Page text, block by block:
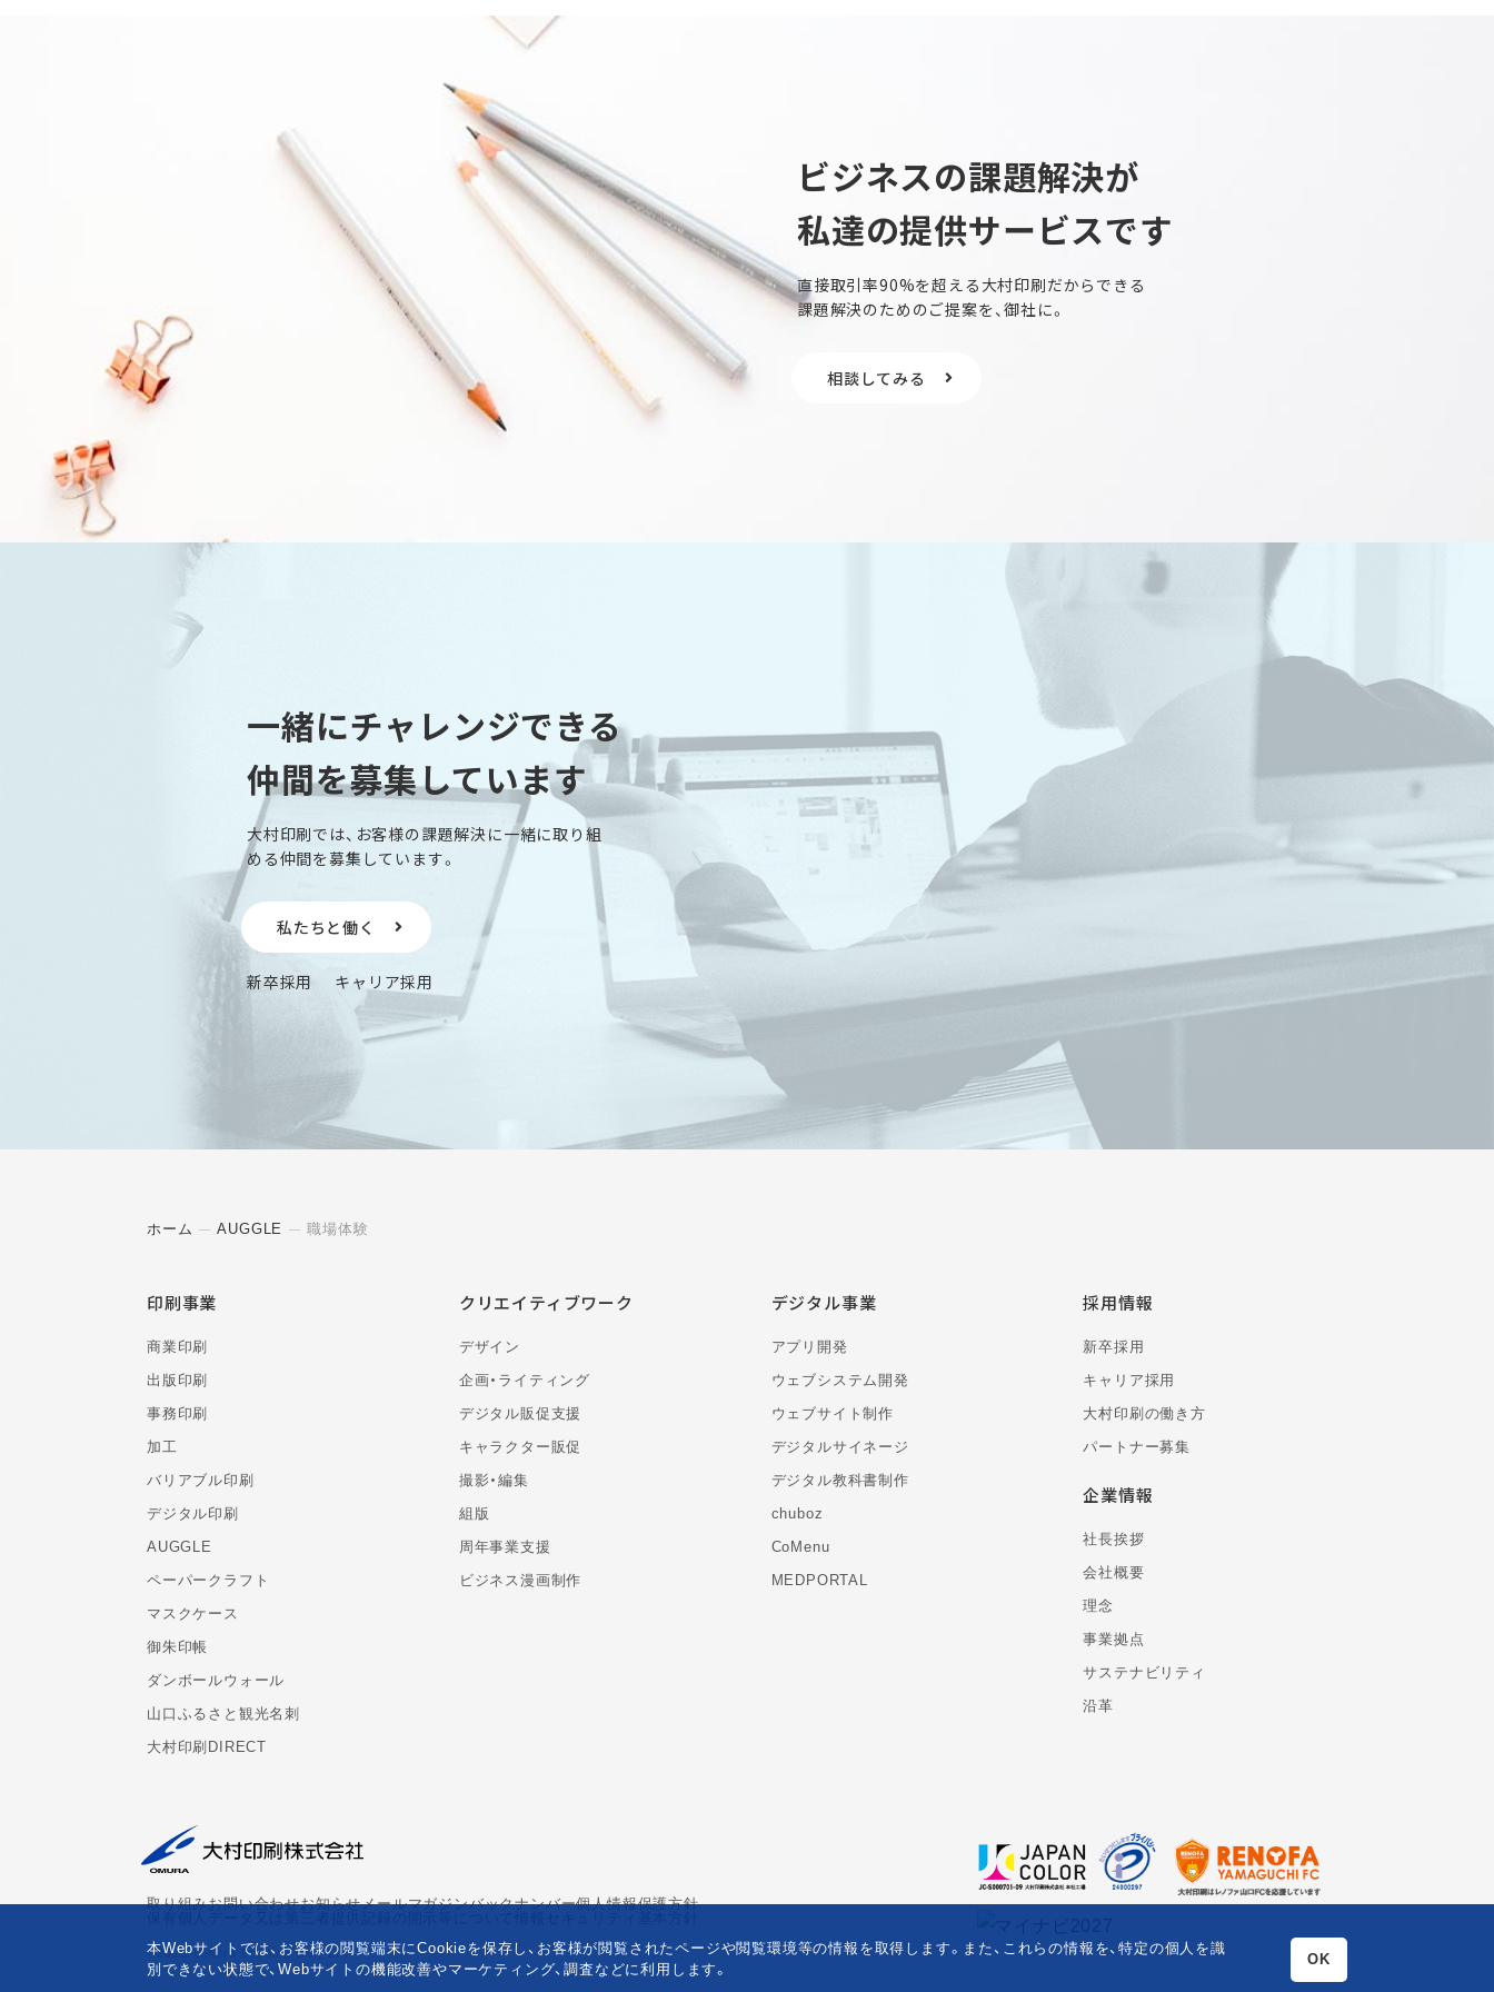
本Webサイトでは、お客様の閲覧端末にCookieを保存し、お客様が閲覧されたページや閲覧環境等の情報を取得します。また、これらの情報を、特定の個人を識
別できない状態で、Webサイトの機能改善やマーケティング、調査などに利用します。
OK
ビジネスの課題解決が
私達の提供サービスです
直接取引率90%を超える大村印刷だからできる
課題解決のためのご提案を、御社に。
相談してみる
一緒にチャレンジできる
仲間を募集しています
大村印刷では、お客様の課題解決に一緒に取り組
める仲間を募集しています。
私たちと働く
新卒採用 キャリア採用
ホーム AUGGLE 職場体験
印刷事業
商業印刷
出版印刷
事務印刷
加工
バリアブル印刷
デジタル印刷
AUGGLE
ペーパークラフト
マスクケース
御朱印帳
ダンボールウォール
山口ふるさと観光名刺
大村印刷DIRECT
クリエイティブワーク
デザイン
企画・ライティング
デジタル販促支援
キャラクター販促
撮影・編集
組版
周年事業支援
ビジネス漫画制作
デジタル事業
アプリ開発
ウェブシステム開発
ウェブサイト制作
デジタルサイネージ
デジタル教科書制作
chuboz
CoMenu
MEDPORTAL
採用情報
新卒採用
キャリア採用
大村印刷の働き方
パートナー募集
企業情報
社長挨拶
会社概要
理念
事業拠点
サステナビリティ
沿革
取り組みお問い合わせお知らせメールマガジンバックナンバー個人情報保護方針
©2026 Omura Printing Co., Ltd.